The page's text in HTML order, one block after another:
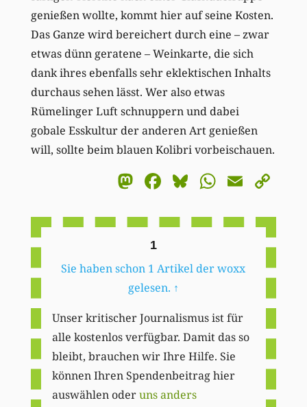
genießen wollte, kommt hier auf seine Kosten.
Das Ganze wird bereichert durch eine – zwar
etwas dünn geratene – Weinkarte, die sich
dank ihres ebenfalls sehr eklektischen Inhalts
durchaus sehen lässt. Wer also etwas
Rümelinger Luft schnuppern und dabei
gobale Esskultur der anderen Art genießen
will, sollte beim blauen Kolibri vorbeischauen.
Mastodon
Facebook
BlueskyEmail
1
Sie haben schon 1 Artikel der woxx
gelesen. ↑
Unser kritischer Journalismus ist für
alle kostenlos verfügbar. Damit das so
bleibt, brauchen wir Ihre Hilfe. Sie
können Ihren Spendenbeitrag hier
auswählen oderuns anders